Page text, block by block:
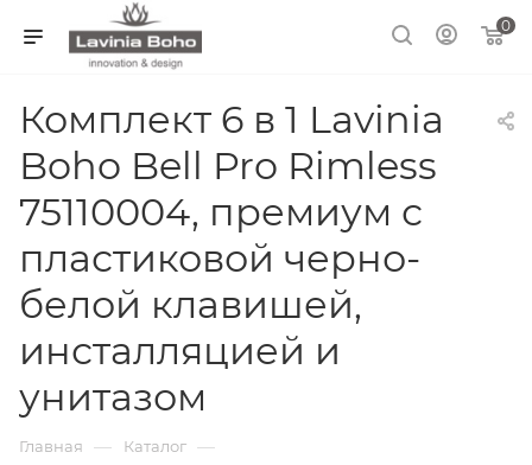
0
Комплект 6 в 1 Lavinia
Boho Bell Pro Rimless
75110004, премиум с
пластиковой черно-
белой клавишей,
инсталляцией и
унитазом
Главная — Каталог —